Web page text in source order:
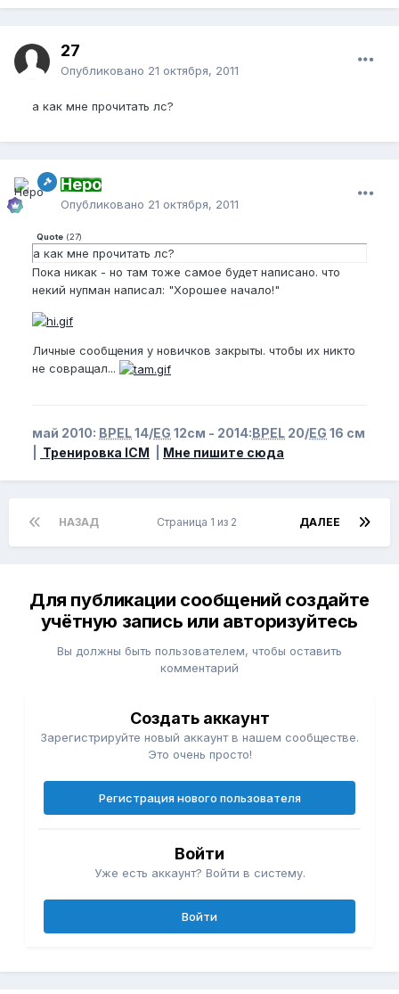
27
Опубликовано 21 октября, 2011
а как мне прочитать лс?
Неро
Опубликовано 21 октября, 2011
Quote (27)
а как мне прочитать лс?
Пока никак - но там тоже самое будет написано. что
некий нупман написал: "Хорошее начало!"
Личные сообщения у новичков закрыты. чтобы их никто
не совращал...
май 2010: BPEL14/EG 12см - 2014:BPEL 20/EG 16 см
Тренировка ICM Мне пишите сюда
НАЗАД ДАЛЕЕ
Страница 1 из 2
Для публикации сообщений создайте
учётную запись или авторизуйтесь
Вы должны быть пользователем, чтобы оставить
комментарий
Создать аккаунт
Зарегистрируйте новый аккаунт в нашем сообществе.
Это очень просто!
Регистрация нового пользователя
Войти
Уже есть аккаунт? Войти в систему.
Войти